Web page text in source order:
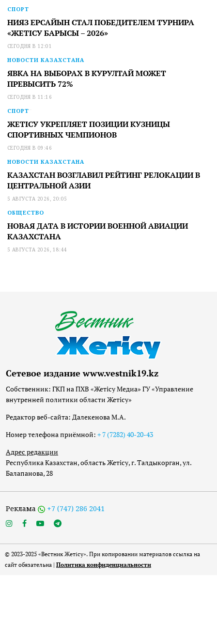
СПОРТ
НИЯЗ ЕРСАЙЫН СТАЛ ПОБЕДИТЕЛЕМ ТУРНИРА
«ЖЕТІСУ БАРЫСЫ – 2026»
СЕГОДНЯ В 12:01
НОВОСТИ КАЗАХСТАНА
ЯВКА НА ВЫБОРАХ В КУРУЛТАЙ МОЖЕТ
ПРЕВЫСИТЬ 72%
СЕГОДНЯ В 11:16
СПОРТ
ЖЕТІСУ УКРЕПЛЯЕТ ПОЗИЦИИ КУЗНИЦЫ
СПОРТИВНЫХ ЧЕМПИОНОВ
СЕГОДНЯ В 09:46
НОВОСТИ КАЗАХСТАНА
КАЗАХСТАН ВОЗГЛАВИЛ РЕЙТИНГ РЕЛОКАЦИИ В
ЦЕНТРАЛЬНОЙ АЗИИ
5 АВГУСТА 2026, 20:05
ОБЩЕСТВО
НОВАЯ ДАТА В ИСТОРИИ ВОЕННОЙ АВИАЦИИ
КАЗАХСТАНА
5 АВГУСТА 2026, 18:44
Сетевое издание www.vestnik19.kz
Собственник: ГКП на ПХВ «Жетісу Медиа» ГУ «Управление
внутренней политики области Жетісу»
Редактор веб-сайта: Далекенова М.А.
Номер телефона приёмной: + 7 (7282) 40-20-43
Адрес редакции
Республика Казахстан, область Жетісу, г. Талдыкорган, ул.
Балапанова, 28
Реклама +7 (747) 286 2041
© 2023-2025 «Вестник Жетісу». При копировании материалов ссылка на
сайт обязательна | Политика конфиденциальности